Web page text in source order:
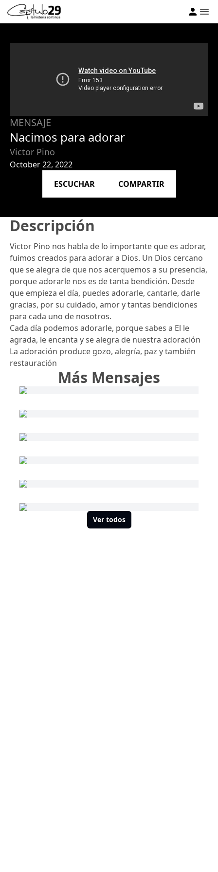
MENSAJE
Nacimos para adorar
Victor Pino
October 22, 2022
ESCUCHAR
COMPARTIR
Descripción
Victor Pino nos habla de lo importante que es adorar,
fuimos creados para adorar a Dios. Un Dios cercano
que se alegra de que nos acerquemos a su presencia,
porque adorarle nos es de tanta bendición. Desde
que empieza el día, puedes adorarle, cantarle, darle
gracias, por su cuidado, amor y tantas bendiciones
para cada uno de nosotros.
Cada día podemos adorarle, porque sabes a El le
agrada, le encanta y se alegra de nuestra adoración
La adoración produce gozo, alegría, paz y también
restauración
Más Mensajes
Ver todos